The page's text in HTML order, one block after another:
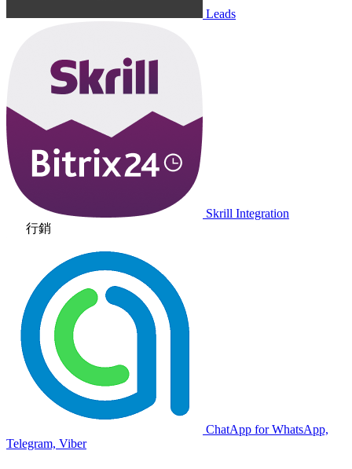
Leads
Skrill Integration
行銷
ChatApp for WhatsApp,
Telegram, Viber